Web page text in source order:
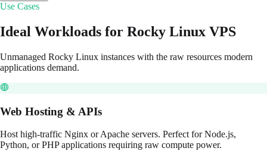
Use Cases
Ideal Workloads for Rocky Linux VPS
Unmanaged Rocky Linux instances with the raw resources modern
applications demand.
Web Hosting & APIs
Host high-traffic Nginx or Apache servers. Perfect for Node.js,
Python, or PHP applications requiring raw compute power.